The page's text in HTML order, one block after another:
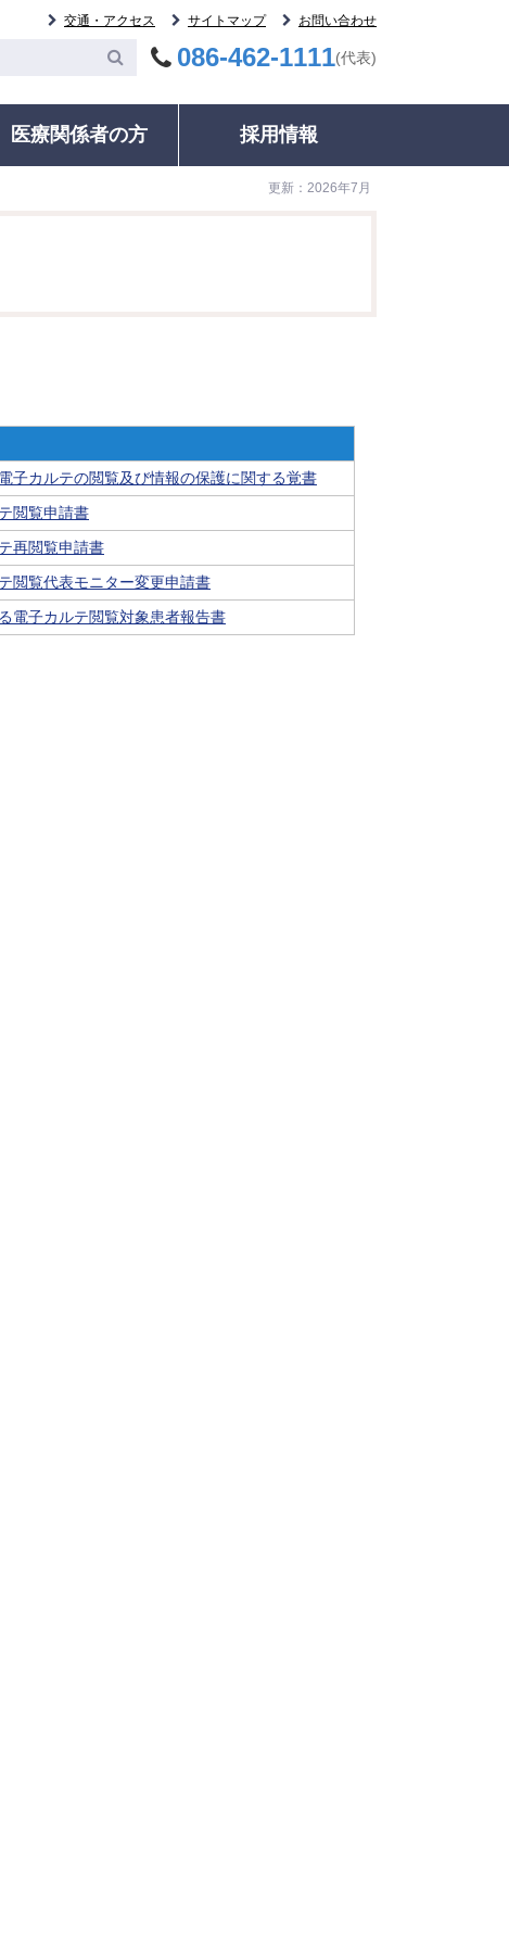
交通・アクセス サイトマップ お問い合わせ
086-462-1111(代表)
種のご案内
整備加算、電子的歯科診
療情報連携体制整備加算
定療養について
のご案内
医療関係者の方 採用情報
更新：2026年7月
子カルテの閲覧及び情報の保護に関する覚書
閲覧申請書
再閲覧申請書
閲覧代表モニター変更申請書
電子カルテ閲覧対象患者報告書